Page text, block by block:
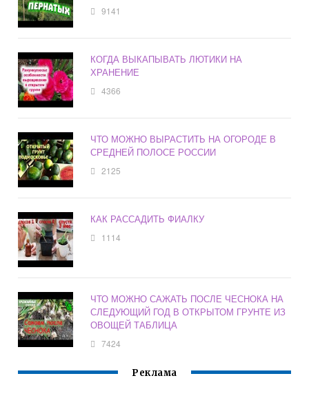
9141
КОГДА ВЫКАПЫВАТЬ ЛЮТИКИ НА
ХРАНЕНИЕ
4366
ЧТО МОЖНО ВЫРАСТИТЬ НА ОГОРОДЕ В
СРЕДНЕЙ ПОЛОСЕ РОССИИ
2125
КАК РАССАДИТЬ ФИАЛКУ
1114
ЧТО МОЖНО САЖАТЬ ПОСЛЕ ЧЕСНОКА НА
СЛЕДУЮЩИЙ ГОД В ОТКРЫТОМ ГРУНТЕ ИЗ
ОВОЩЕЙ ТАБЛИЦА
7424
Реклама